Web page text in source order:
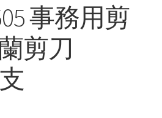
事務用剪
剪刀